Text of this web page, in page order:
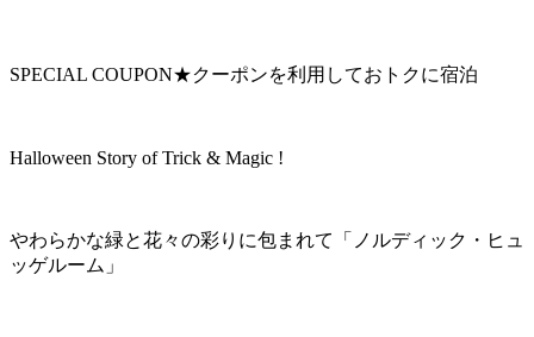
SPECIAL COUPON★クーポンを利用しておトクに宿泊
Halloween Story of Trick & Magic !
やわらかな緑と花々の彩りに包まれて「ノルディック・ヒュ
ッゲルーム」